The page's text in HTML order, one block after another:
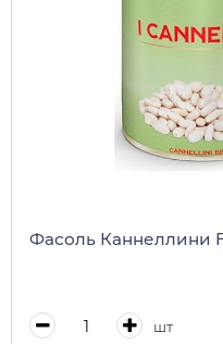
Фасоль Каннеллини
шт